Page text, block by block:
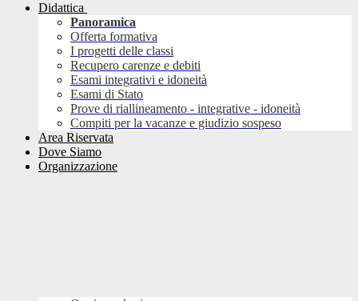
Didattica
Panoramica
Offerta formativa
I progetti delle classi
Recupero carenze e debiti
Esami integrativi e idoneità
Esami di Stato
Prove di riallineamento - integrative - idoneità
Compiti per la vacanze e giudizio sospeso
Area Riservata
Dove Siamo
Organizzazione